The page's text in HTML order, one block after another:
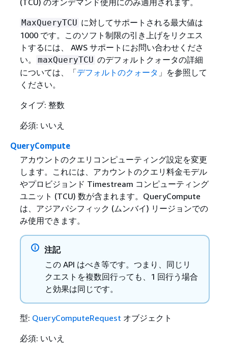
(TCU) のオンデマンド使用にのみ適用されます。
MaxQueryTCU に対してサポートされる最大値は
1000 です。このソフト制限の引き上げをリクエス
トするには、 AWS サポートにお問い合わせくださ
い。
maxQueryTCU のデフォルトクォータの詳細
については、「デフォルトのクォータ 」を参照して
ください。
タイプ: 整数
必須: いいえ
QueryCompute
アカウントのクエリコンピューティング設定を変更
します。これには、アカウントのクエリ料金モデル
やプロビジョンド Timestream コンピューティング
ユニット (TCU) 数が含まれます。QueryCompute
は、アジアパシフィック (ムンバイ) リージョンでの
み使用できます。
注記
この API はべき等です。つまり、同じリ
クエストを複数回行っても、1 回行う場合
と効果は同じです。
型: QueryComputeRequest オブジェクト
必須: いいえ